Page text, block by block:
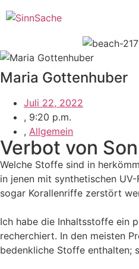
Inhalt
Maria Gottenhuber
Juli 22, 2022
, 9:20 p.m.
, Allgemein
Verbot von
Welche Stoffe sind in
in jenen mit synthetischen
sogar Korallenriffe zerstört
Ich habe die Inhaltsstoffe ein
recherchiert. In den meisten
bedenkliche Stoffe enthalten;